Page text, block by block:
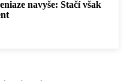
navyše: Stačí však